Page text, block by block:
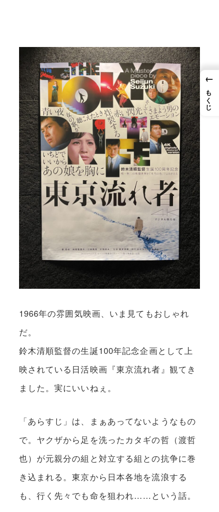
1966年の雰囲気映画、いま見てもおしゃれ
だ。
鈴木清順監督の生誕100年記念企画として上
映されている日活映画『東京流れ者』観てき
ました。実にいいねぇ。
「あらすじ」は、まぁあってないようなもの
で。ヤクザから足を洗ったカタギの哲（渡哲
也）が元親分の組と対立する組との抗争に巻
き込まれる。東京から日本各地を流浪する
も、行く先々でも命を狙われ……という話。
←
もくじ